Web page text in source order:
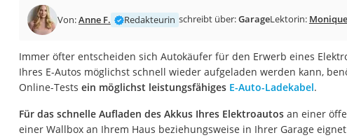
Benzinkanister (20 l)
Fahrradträger E-Bike
Benzinkanister
Wagenheber 3t
Von:Anne F. Redakteurin schreibt über:GarageLektorin:
Immer öfter entscheiden sich Autokäufer für den Erwerb eines
Ihres E-Autos möglichst schnell wieder aufgeladen werden kann,
Online-Tests ein möglichst leistungsfähiges E-Auto-Ladekabel.
Für das schnelle Aufladen des Akkus Ihres Elektroautosan einer
einer Wallbox an Ihrem Haus beziehungsweise in Ihrer Garage